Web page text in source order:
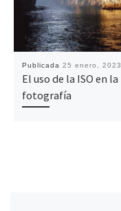
Publicada 25 enero, 2023
El uso de la ISO en la
fotografía